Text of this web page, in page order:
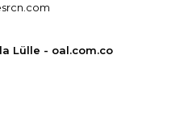
Lülle - oal.com.co